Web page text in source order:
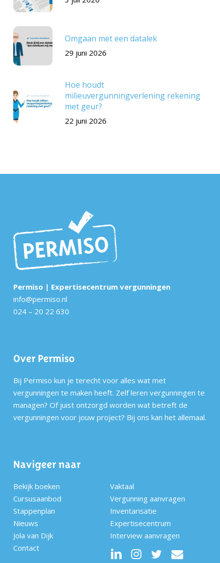
Omgaan met een datalek
29 juni 2026
Hoe houdt
milieuvergunningverlening rekening
met geur?
22 juni 2026
Permiso | Expertisecentrum vergunningen
info@permiso.nl
024 – 20 22 630
Over Permiso
Bij Permiso kun je terecht voor alles wat met
vergunningen te maken heeft. Zelf leren vergunningen te
managen? Of juist ontzorgd worden wat betreft de
vergunningen voor jouw project? Bij ons kan het allemaal.
Navigeer naar
Bekijk boeken
Vaktaal
Cursusaanbod
Vergunning aanvragen
Stappenplan
Inventarisatie
Nieuws
Expertisecentrum
Jola van Dijk
Interview aanvragen
Contact